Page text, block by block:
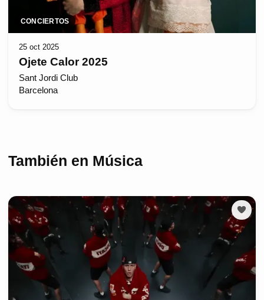
CONCIERTOS
25 oct 2025
Ojete Calor 2025
Sant Jordi Club
Barcelona
También en Música